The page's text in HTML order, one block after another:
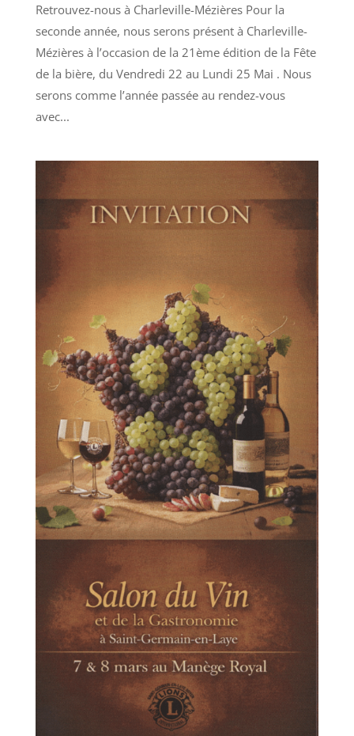
Retrouvez-nous à Charleville-Mézières Pour la
seconde année, nous serons présent à Charleville-
Mézières à l’occasion de la 21ème édition de la Fête
de la bière, du Vendredi 22 au Lundi 25 Mai . Nous
serons comme l’année passée au rendez-vous
avec...